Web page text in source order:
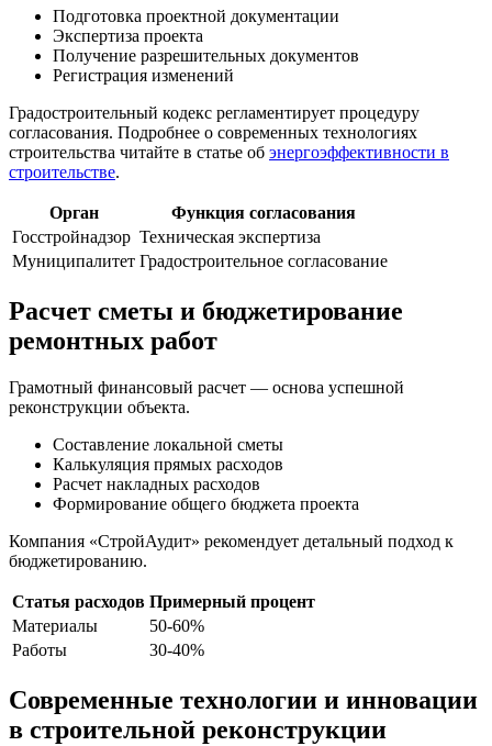
Подготовка проектной документации
Экспертиза проекта
Получение разрешительных документов
Регистрация изменений
Градостроительный кодекс регламентирует процедуру
согласования. Подробнее о современных технологиях
строительства читайте в статье об энергоэффективности в
строительстве.
Орган
Функция согласования
Госстройнадзор Техническая экспертиза
Муниципалитет Градостроительное согласование
Расчет сметы и бюджетирование
ремонтных работ
Грамотный финансовый расчет — основа успешной
реконструкции объекта.
Составление локальной сметы
Калькуляция прямых расходов
Расчет накладных расходов
Формирование общего бюджета проекта
Компания «СтройАудит» рекомендует детальный подход к
бюджетированию.
Статья расходов Примерный процент
Материалы
50-60%
Работы
30-40%
Современные технологии и инновации
в строительной реконструкции